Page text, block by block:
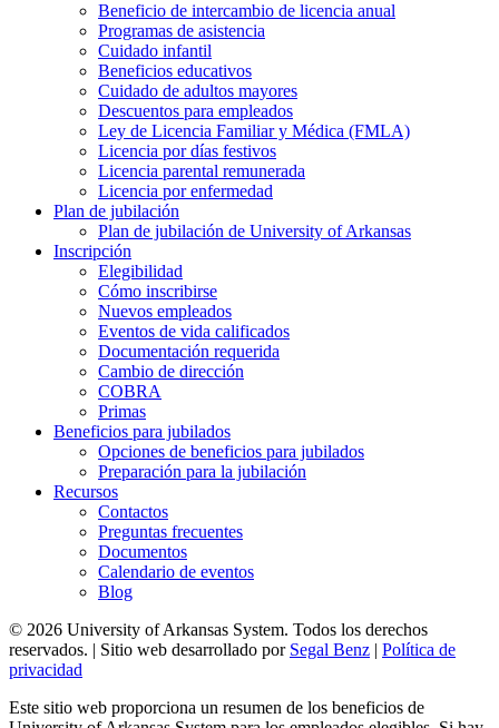
Beneficio de intercambio de licencia anual
Programas de asistencia
Cuidado infantil
Beneficios educativos
Cuidado de adultos mayores
Descuentos para empleados
Ley de Licencia Familiar y Médica (FMLA)
Licencia por días festivos
Licencia parental remunerada
Licencia por enfermedad
Plan de jubilación
Plan de jubilación de University of Arkansas
Inscripción
Elegibilidad
Cómo inscribirse
Nuevos empleados
Eventos de vida calificados
Documentación requerida
Cambio de dirección
COBRA
Primas
Beneficios para jubilados
Opciones de beneficios para jubilados
Preparación para la jubilación
Recursos
Contactos
Preguntas frecuentes
Documentos
Calendario de eventos
Blog
© 2026 University of Arkansas System. Todos los derechos
reservados. | Sitio web desarrollado por Segal Benz | Política de
privacidad
Este sitio web proporciona un resumen de los beneficios de